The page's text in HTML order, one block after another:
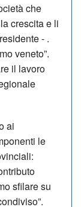
che
crescita e li
- .
veneto”.
il lavoro
ai
le
sfilare su